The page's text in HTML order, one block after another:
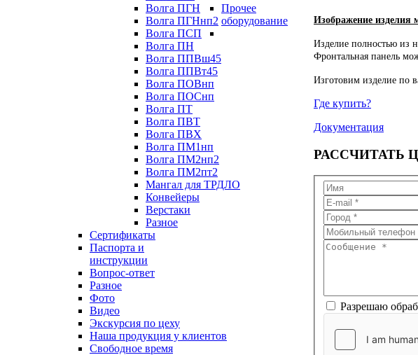
Волга ПГН
Волга ПГНнп2
Волга ПСП
Волга ПН
Волга ППВш45
Волга ППВт45
Волга ПОВнп
Волга ПОСнп
Волга ПТ
Волга ПВТ
Волга ПВХ
Волга ПМ1нп
Волга ПМ2нп2
Волга ПМ2пт2
Прочее
оборудование
Мангал для ТРДЛО
Конвейеры
Верстаки
Разное
Сертификаты
Паспорта и
инструкции
Вопрос-ответ
Разное
Фото
Видео
Экскурсия по цеху
Наша продукция у клиентов
Свободное время
Изображение изделия
Изделие полностью из
Фронтальная панель
Изготовим изделие по
Где купить?
Документация
РАССЧИТАТЬ
Разрешаю